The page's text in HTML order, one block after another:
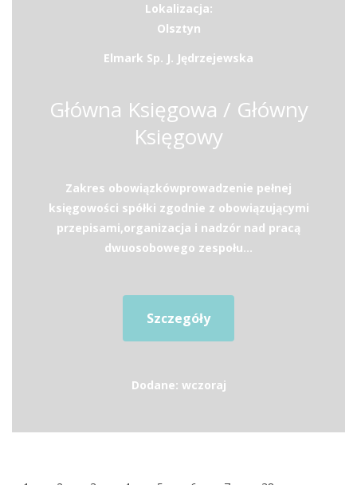
Lokalizacja:
Olsztyn
Elmark Sp. J. Jędrzejewska
Główna Księgowa / Główny
Księgowy
Zakres obowiązkówprowadzenie pełnej
księgowości spółki zgodnie z obowiązującymi
przepisami,organizacja i nadzór nad pracą
dwuosobowego zespołu...
Szczegóły
Dodane: wczoraj